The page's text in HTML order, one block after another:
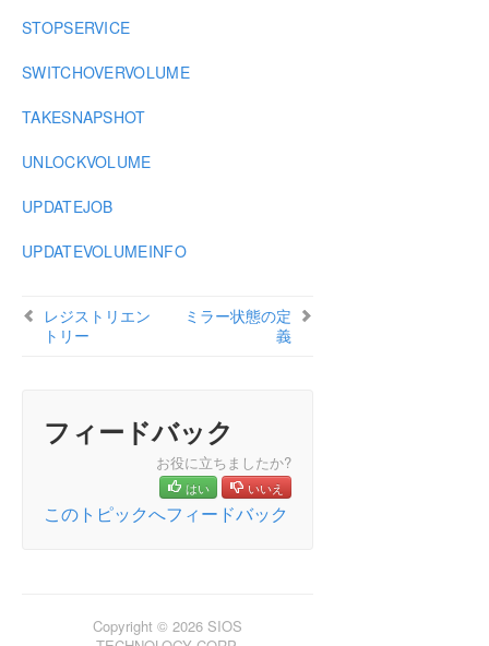
STOPSERVICE
SWITCHOVERVOLUME
TAKESNAPSHOT
UNLOCKVOLUME
UPDATEJOB
UPDATEVOLUMEINFO
レジストリエン
トリー
ミラー状態の定
義
フィードバック
お役に立ちましたか?
はい いいえ
このトピックへフィードバック
Copyright © 2026 SIOS